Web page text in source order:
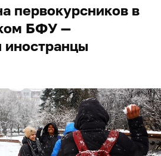
первокурсников в
БФУ —
иностранцы